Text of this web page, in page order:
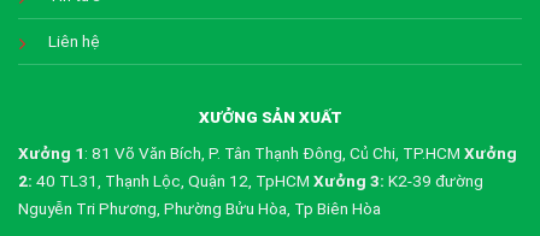
Liên hệ
XƯỞNG SẢN XUẤT
Xưởng 1: 81 Võ Văn Bích, P. Tân Thạnh Đông, Củ Chi, TP.HCM Xưởng
2: 40 TL31, Thạnh Lộc, Quận 12, TpHCM Xưởng 3: K2-39 đường
Nguyễn Tri Phương, Phường Bửu Hòa, Tp Biên Hòa